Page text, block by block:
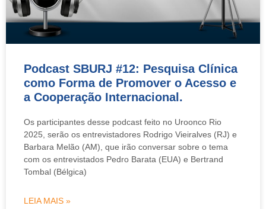
Podcast SBURJ #12: Pesquisa Clínica
como Forma de Promover o Acesso e
a Cooperação Internacional.
Os participantes desse podcast feito no Uroonco Rio
2025, serão os entrevistadores Rodrigo Vieiralves (RJ) e
Barbara Melão (AM), que irão conversar sobre o tema
com os entrevistados Pedro Barata (EUA) e Bertrand
Tombal (Bélgica)
LEIA MAIS »